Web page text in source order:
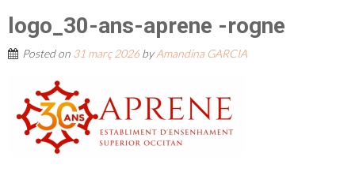
logo_30-ans-aprene -rogne
Posted on 31 març 2026byAmandina GARCIA